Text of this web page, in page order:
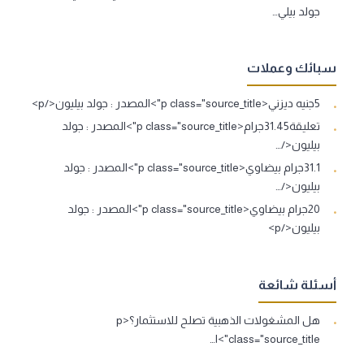
جولد بيلي…
سبائك وعملات
5جنيه ديزني<p class="source_title">المصدر : جولد بيليون</p>
تعليقة31.45جرام<p class="source_title">المصدر : جولد
بيليون</…
31.1جرام بيضاوي<p class="source_title">المصدر : جولد
بيليون</…
20جرام بيضاوي<p class="source_title">المصدر : جولد
بيليون</p>
أسئلة شائعة
هل المشغولات الذهبية تصلح للاستثمار؟<p
class="source_title">ا…